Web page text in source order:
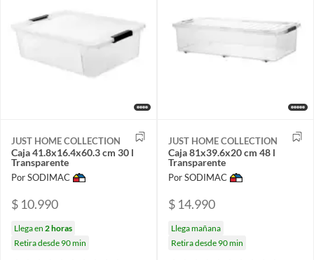
JUST HOME COLLECTION
Caja 41.8x16.4x60.3 cm 30 l
Transparente
Por SODIMAC
$ 10.990
Llega en 2 horas
Retira desde 90 min
JUST HOME COLLECTION
Caja 81x39.6x20 cm 48 l
Transparente
Por SODIMAC
$ 14.990
Llega mañana
Retira desde 90 min